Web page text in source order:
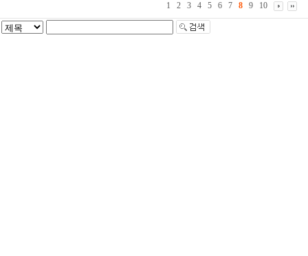
1 2 3 4 5 6 7 8 9 10